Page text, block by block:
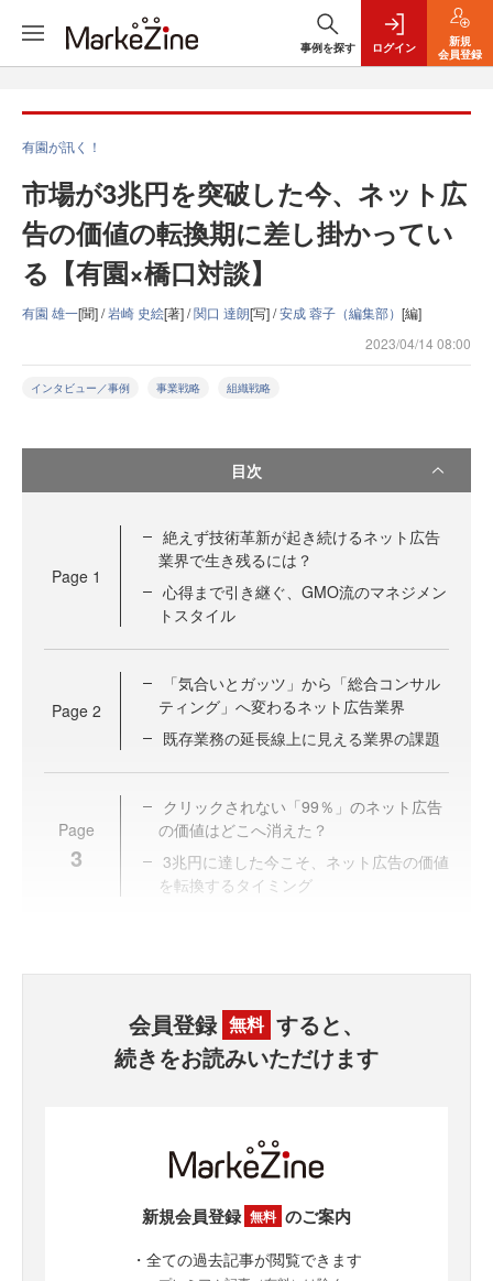
事例を探す ログイン
新規
会員登録
有園が訊く！
市場が3兆円を突破した今、ネット広
告の価値の転換期に差し掛かってい
る【有園×橋口対談】
有園 雄一[聞] /岩崎 史絵[著] /関口 達朗[写] /安成 蓉子（編集部） [編]
2023/04/14 08:00
インタビュー／事例 事業戦略 組織戦略
目次
Page 1
絶えず技術革新が起き続けるネット広告
業界で生き残るには？
心得まで引き継ぐ、GMO流のマネジメン
トスタイル
Page 2
「気合いとガッツ」から「総合コンサル
ティング」へ変わるネット広告業界
既存業務の延長線上に見える業界の課題
Page
3
クリックされない「99％」のネット広告
の価値はどこへ消えた？
3兆円に達した今こそ、ネット広告の価値
を転換するタイミング
会員登録 無料 すると、
続きをお読みいただけます
新規会員登録 無料 のご案内
・全ての過去記事が閲覧できます